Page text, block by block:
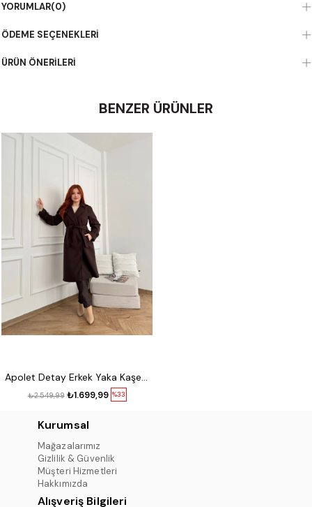
YORUMLAR(0)
ÖDEME SEÇENEKLERI
ÜRÜN ÖNERILERI
BENZER ÜRÜNLER
Apolet Detay Erkek Yaka Kaşe Kaban Kahve
%33
₺1.699,99
₺2.549,99
Kurumsal
Mağazalarımız
Gizlilik & Güvenlik
Müşteri Hizmetleri
Hakkımızda
Alışveriş Bilgileri